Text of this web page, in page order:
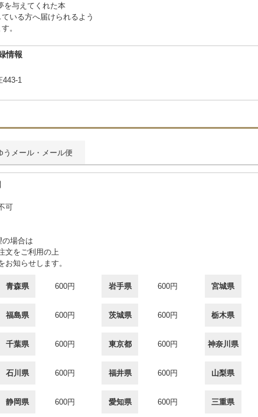
を与えてくれた本
いる方へ届けられるよう
。
情報
1
うメール・メール便
可
場合は
文をご利用の上
知らせします。
青森県 600円 岩手県 600円 宮城県
福島県 600円 茨城県 600円 栃木県
千葉県 600円 東京都 600円 神奈川県
石川県 600円 福井県 600円 山梨県
静岡県 600円 愛知県 600円 三重県